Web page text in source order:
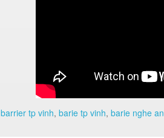
barrier tp vinh, barie tp vinh, barie nghe an